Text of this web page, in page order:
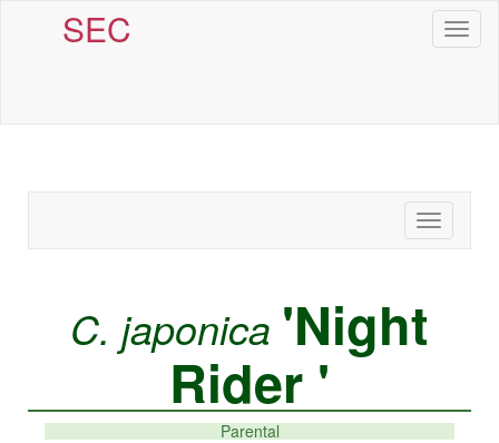
SEC
Toggle
navigation
C. japonica 'Night
Rider '
Parental